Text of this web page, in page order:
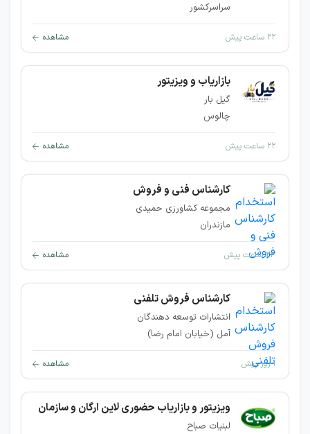
سراسرکشور
۲۲ ساعت پیش مشاهده
بازاریاب و ویزیتور
گیل بار
چالوس
۲۲ ساعت پیش مشاهده
کارشناس فنی و فروش
مجموعه کشاورزی حمیدی
مازندران
۲۳ ساعت پیش مشاهده
کارشناس فروش تلفنی
انتشارات توسعه دهندگان
آمل (خیابان امام رضا)
۱ روز پیش مشاهده
ویزیتور و بازاریاب حضوری لاین ارگان و سازمان
لبنیات صباح